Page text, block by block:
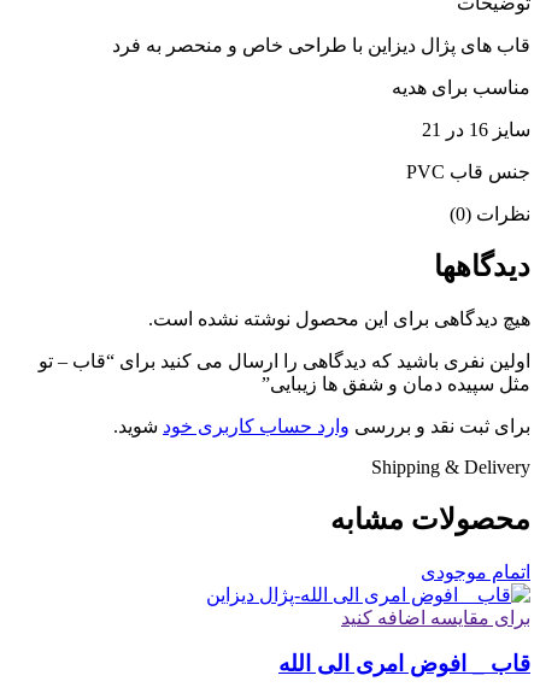
قاب های پژال دیزاین با طراحی خاص و منحصر به فرد
مناسب برای هدیه
سایز 16 در 21
جنس قاب PVC
نظرات (0)
دیدگاهها
هیچ دیدگاهی برای این محصول نوشته نشده است.
اولین نفری باشید که دیدگاهی را ارسال می کنید برای “قاب – تو
مثل سپیده دمان و شفق ها زیبایی”
برای ثبت نقد و بررسی وارد حساب کاربری خود شوید.
Shipping & Delivery
محصولات مشابه
اتمام موجودی
برای مقایسه اضافه کنید
قاب _ افوض امری الی الله